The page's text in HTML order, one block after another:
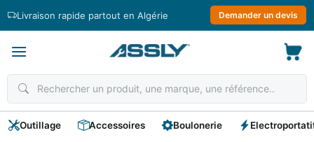
Livraison rapide partout en Algérie Demander un devis
Outillage Accessoires Boulonerie